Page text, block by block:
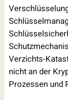
Verzichts-
nicht an der
Prozessen und